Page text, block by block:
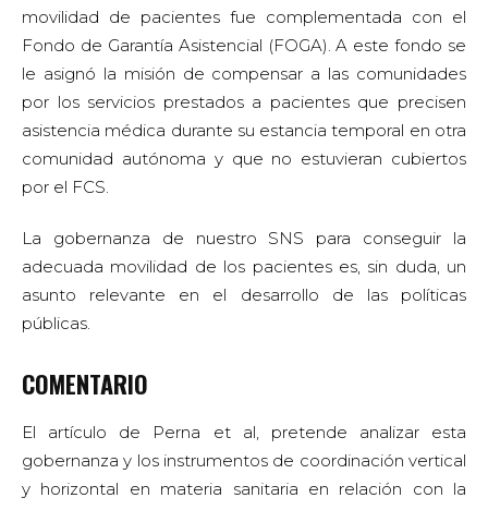
movilidad de pacientes fue complementada con el
Fondo de Garantía Asistencial (FOGA). A este fondo se
le asignó la misión de compensar a las comunidades
por los servicios prestados a pacientes que precisen
asistencia médica durante su estancia temporal en otra
comunidad autónoma y que no estuvieran cubiertos
por el FCS.
La gobernanza de nuestro SNS para conseguir la
adecuada movilidad de los pacientes es, sin duda, un
asunto relevante en el desarrollo de las políticas
públicas.
COMENTARIO
El artículo de Perna et al, pretende analizar esta
gobernanza y los instrumentos de coordinación vertical
y horizontal en materia sanitaria en relación con la